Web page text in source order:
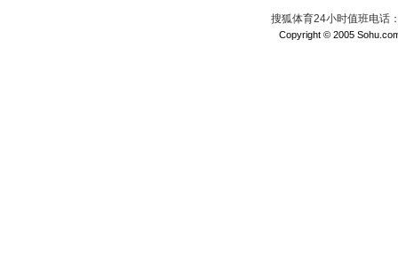
搜狐体育24小时值班电话
Copyright © 2005